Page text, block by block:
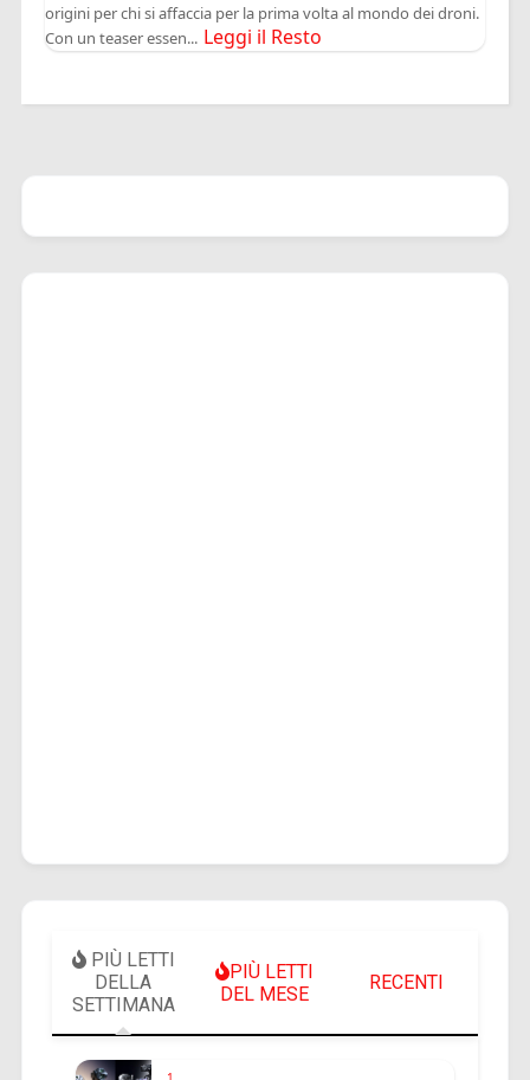
origini per chi si affaccia per la prima volta al mondo dei droni.
Con un teaser essen... Leggi il Resto
PIÙ LETTI
DELLA
SETTIMANA
PIÙ LETTI
DEL MESE
RECENTI